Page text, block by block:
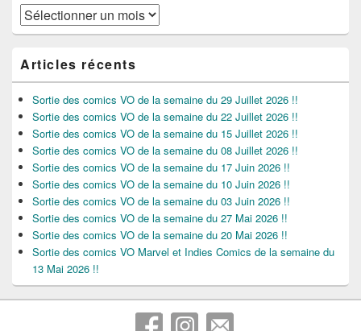
Archives
Articles récents
Sortie des comics VO de la semaine du 29 Juillet 2026 !!
Sortie des comics VO de la semaine du 22 Juillet 2026 !!
Sortie des comics VO de la semaine du 15 Juillet 2026 !!
Sortie des comics VO de la semaine du 08 Juillet 2026 !!
Sortie des comics VO de la semaine du 17 Juin 2026 !!
Sortie des comics VO de la semaine du 10 Juin 2026 !!
Sortie des comics VO de la semaine du 03 Juin 2026 !!
Sortie des comics VO de la semaine du 27 Mai 2026 !!
Sortie des comics VO de la semaine du 20 Mai 2026 !!
Sortie des comics VO Marvel et Indies Comics de la semaine du
13 Mai 2026 !!